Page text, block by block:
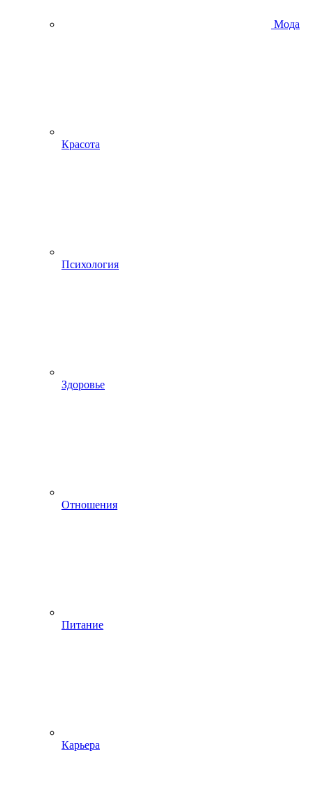
Мода
Красота
Психология
Здоровье
Отношения
Питание
Карьера